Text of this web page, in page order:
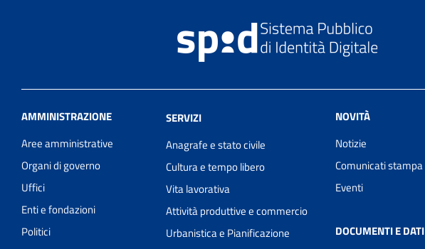
AMMINISTRAZIONE
Aree amministrative
Organi di governo
Uffici
Enti e fondazioni
Politici
SERVIZI
Anagrafe e stato civile
Cultura e tempo libero
Vita lavorativa
Attività produttive e commercio
Urbanistica e Pianificazione
NOVITÀ
Notizie
Comunicati stampa
Eventi
DOCUMENTI E DATI